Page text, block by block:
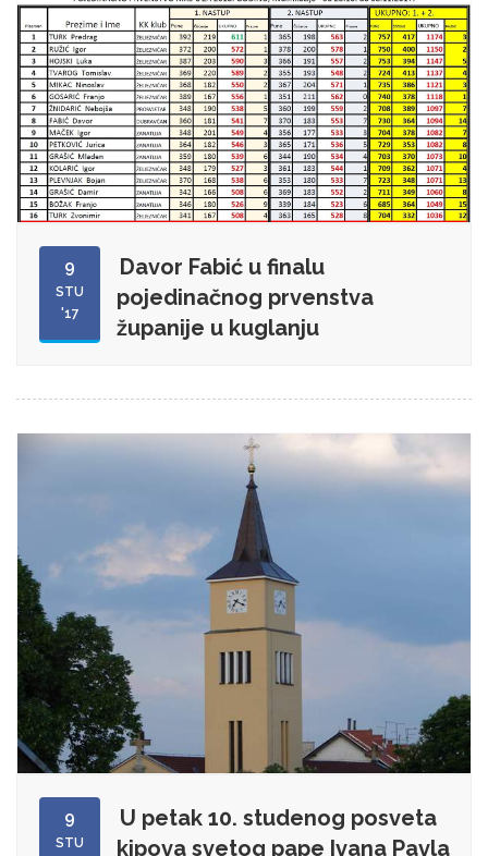
9
STU
'17
Davor Fabić u finalu
pojedinačnog prvenstva
županije u kuglanju
9
STU
U petak 10. studenog posveta
kipova svetog pape Ivana Pavla